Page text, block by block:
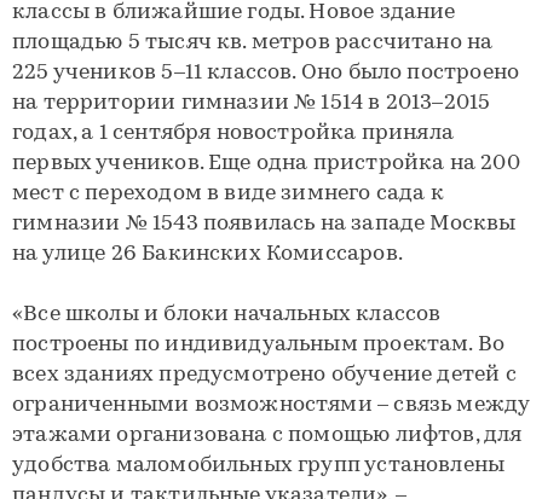
классы в ближайшие годы. Новое здание
площадью 5 тысяч кв. метров рассчитано на
225 учеников 5–11 классов. Оно было построено
на территории гимназии № 1514 в 2013–2015
годах, а 1 сентября новостройка приняла
первых учеников. Еще одна пристройка на 200
мест с переходом в виде зимнего сада к
гимназии № 1543 появилась на западе Москвы
на улице 26 Бакинских Комиссаров.
«Все школы и блоки начальных классов
построены по индивидуальным проектам. Во
всех зданиях предусмотрено обучение детей с
ограниченными возможностями – связь между
этажами организована с помощью лифтов, для
удобства маломобильных групп установлены